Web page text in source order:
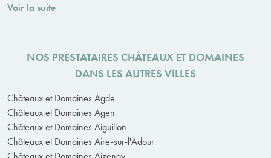
Voir la suite
NOS PRESTATAIRES CHÂTEAUX ET DOMAINES
DANS LES AUTRES VILLES
Châteaux et Domaines Agde
Châteaux et Domaines Agen
Châteaux et Domaines Aiguillon
Châteaux et Domaines Aire-sur-l'Adour